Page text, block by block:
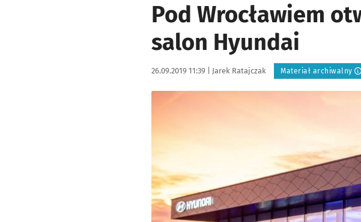
Pod Wrocławiem
salon Hyundai
Data publikacji:
26.09.2019 11:39 | Autor:
Jarek Ratajczak Materiał archiwalny
Kliknij, aby powiększyć